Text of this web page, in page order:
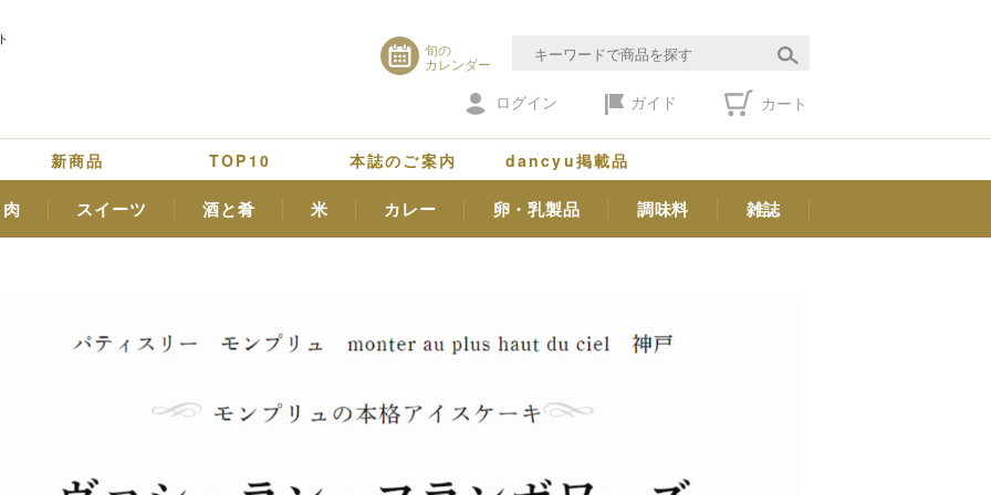
旬の
カレンダー
ログイン ガイド カート
新商品 TOP10 本誌のご案内 dancyu掲載品
肉 スイーツ 酒と肴 米 カレー 卵・乳製品 調味料 雑誌